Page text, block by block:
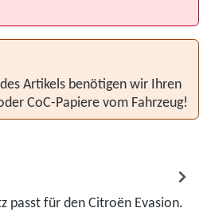
Artikels benötigen wir Ihren
CoC-Papiere vom Fahrzeug!
passt für den Citroën Evasion.